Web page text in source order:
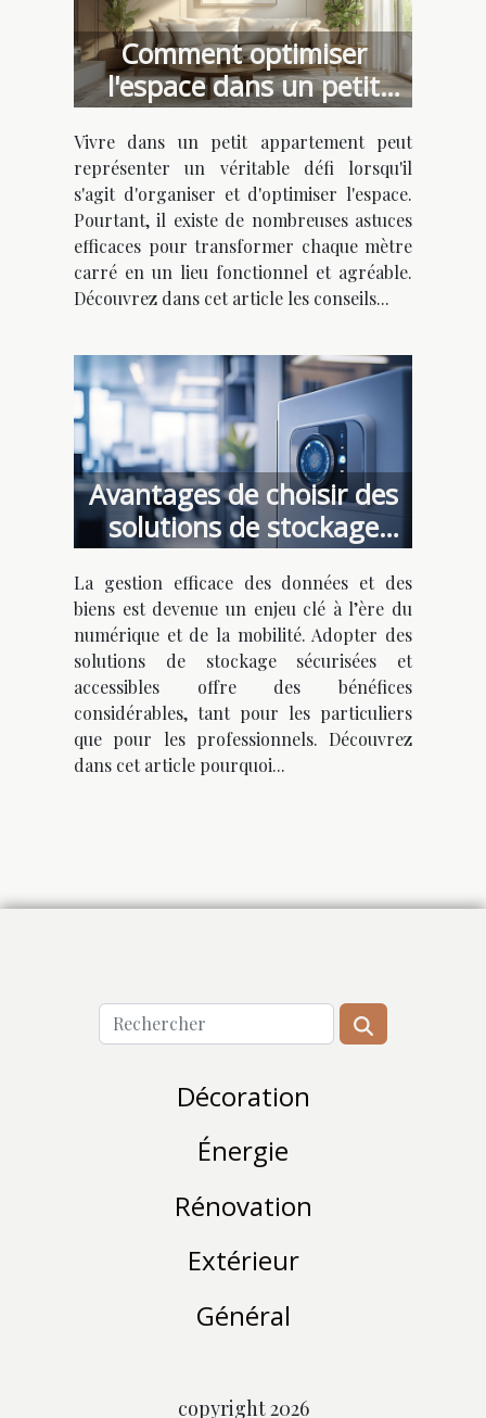
Comment optimiser
l'espace dans un petit
appartement
Vivre dans un petit appartement peut
représenter un véritable défi lorsqu'il
s'agit d'organiser et d'optimiser l'espace.
Pourtant, il existe de nombreuses astuces
efficaces pour transformer chaque mètre
carré en un lieu fonctionnel et agréable.
Découvrez dans cet article les conseils...
Avantages de choisir des
solutions de stockage
sécurisées et accessibles
La gestion efficace des données et des
biens est devenue un enjeu clé à l’ère du
numérique et de la mobilité. Adopter des
solutions de stockage sécurisées et
accessibles offre des bénéfices
considérables, tant pour les particuliers
que pour les professionnels. Découvrez
dans cet article pourquoi...
Décoration
Énergie
Rénovation
Extérieur
Général
copyright 2026